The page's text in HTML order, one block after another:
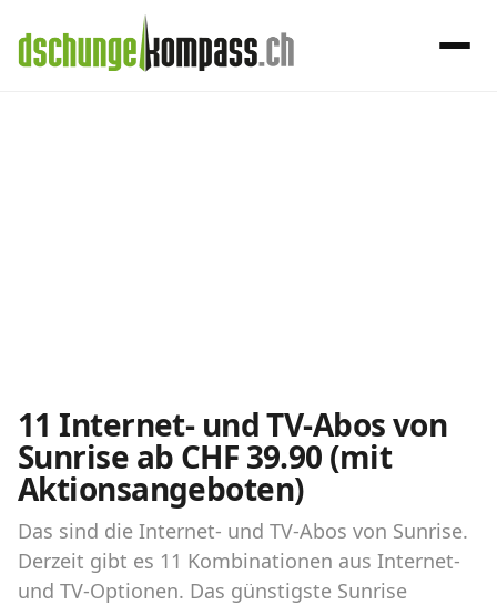
Internet mit TV‑Vergleich
Internet + TV Angebote vergleichen
Internet‑Verfügbarkeits‑Checker
Prüfe deine Möglichkeiten
11 Internet- und TV-Abos von
Sunrise ab CHF 39.90 (mit
Aktionsangeboten)
Das sind die Internet- und TV-Abos von Sunrise.
Derzeit gibt es 11 Kombinationen aus Internet-
und TV-Optionen. Das günstigste Sunrise